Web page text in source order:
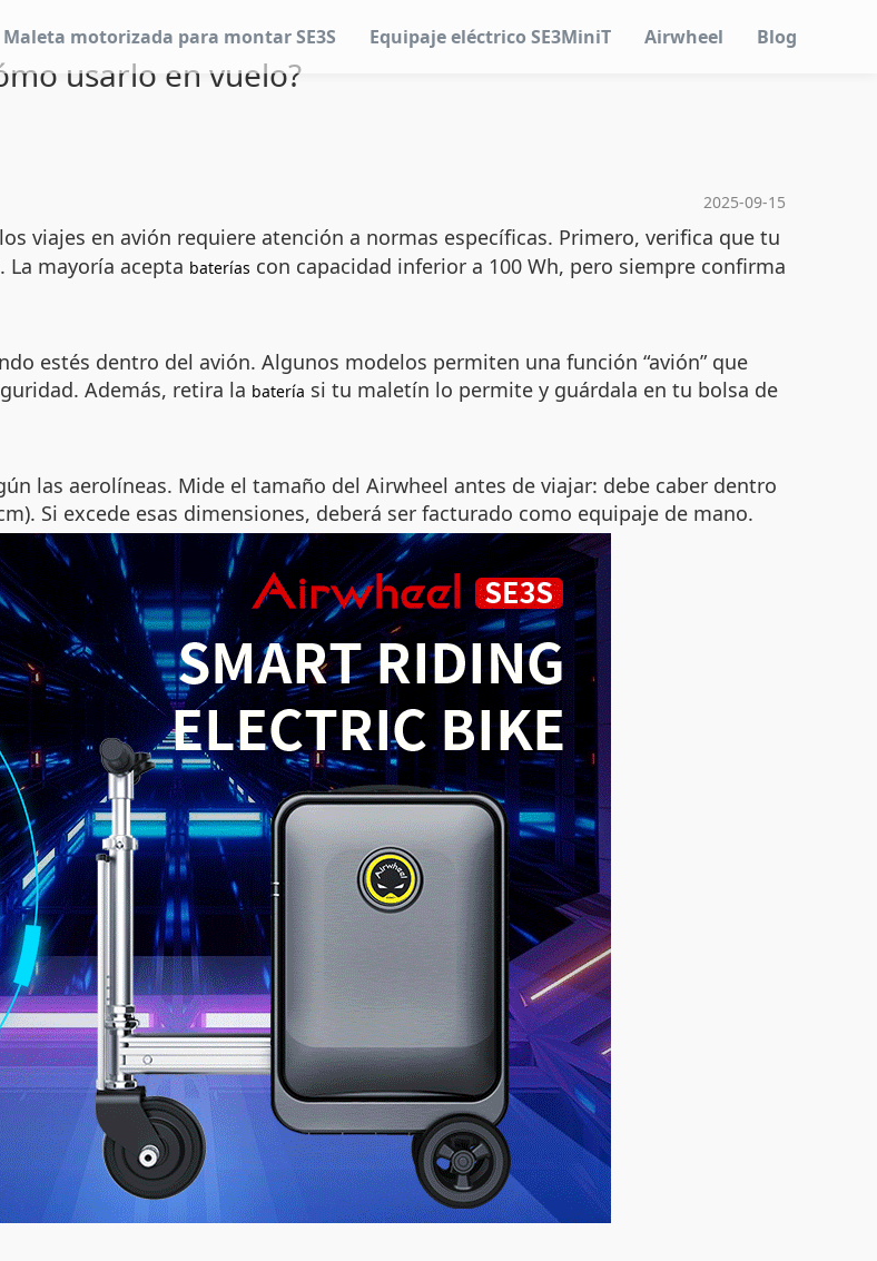
Maleta motorizada para montar SE3S Equipaje eléctrico SE3MiniT Airwheel Blog
usarlo en vuelo?
2025-09-15
viajes en avión requiere atención a normas específicas. Primero, verifica que tu
mayoría acepta baterías con capacidad inferior a 100 Wh, pero siempre confirma
estés dentro del avión. Algunos modelos permiten una función “avión” que
Además, retira la batería si tu maletín lo permite y guárdala en tu bolsa de
las aerolíneas. Mide el tamaño del Airwheel antes de viajar: debe caber dentro
Si excede esas dimensiones, deberá ser facturado como equipaje de mano.